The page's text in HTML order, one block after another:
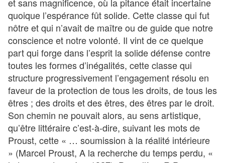
quoique l’espérance fût solide. Cette classe qui fut
nôtre et qui n’avait de maître ou de guide que notre
conscience et notre volonté. Il vint de ce quelque
part qui forge dans l’esprit la solide défense contre
toutes les formes d’inégalités, cette classe qui
structure progressivement l’engagement résolu en
faveur de la protection de tous les droits, de tous les
êtres ; des droits et des êtres, des êtres par le droit.
Son chemin ne pouvait alors, au sens artistique,
qu’être littéraire c’est-à-dire, suivant les mots de
Proust, cette « … soumission à la réalité intérieure
» (Marcel Proust, A la recherche du temps perdu, «